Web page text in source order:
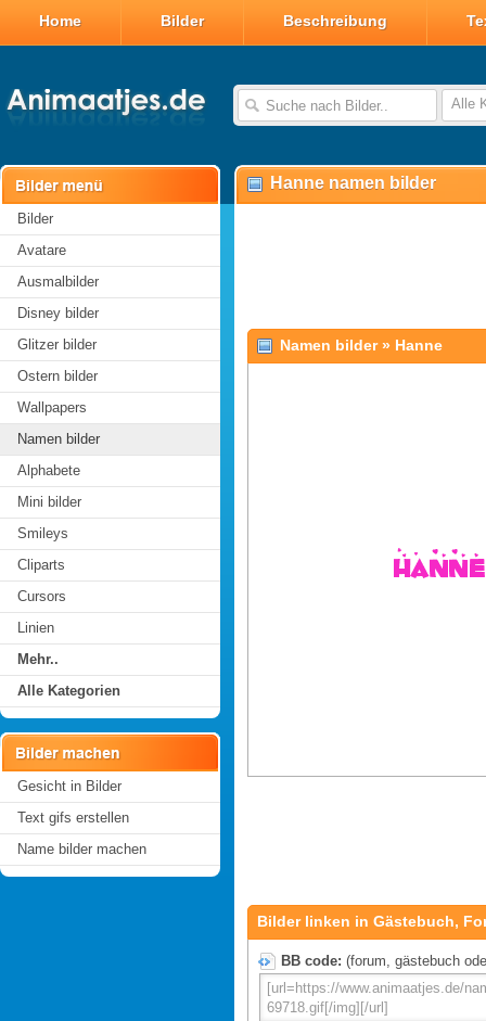
Home Bilder Beschreibung
Alle
Bilder
Avatare
Ausmalbilder
Disney bilder
Glitzer bilder
Ostern bilder
Wallpapers
Namen bilder
Alphabete
Mini bilder
Smileys
Cliparts
Cursors
Linien
Mehr..
Alle Kategorien
Gesicht in Bilder
Text gifs erstellen
Name bilder machen
Hanne namen bilder
Namen bilder» Hanne
Bilder linken in Gästebuch,
BB code: (forum, gästebuch